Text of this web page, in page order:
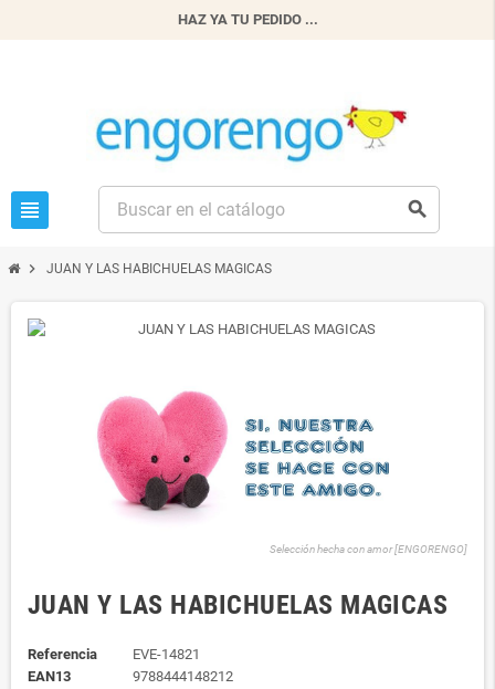
HAZ YA TU PEDIDO ...
view_headline search
chevron_right JUAN Y LAS HABICHUELAS MAGICAS
Selección hecha con amor [ENGORENGO]
JUAN Y LAS HABICHUELAS MAGICAS
Referencia
EVE-14821
EAN13
9788444148212